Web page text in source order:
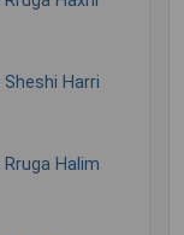
Harri
Halim